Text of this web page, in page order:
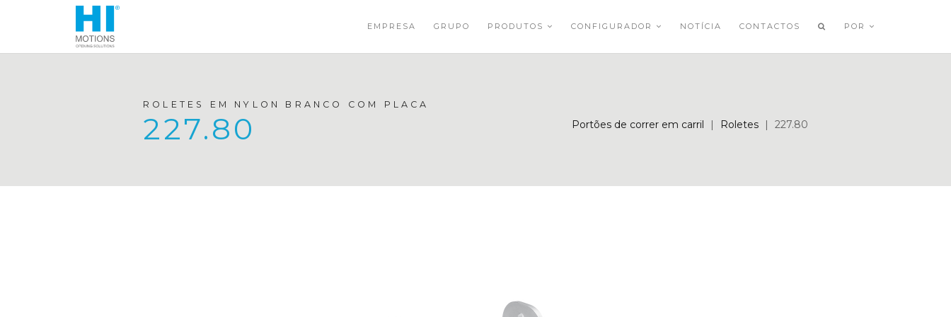
EMPRESA GRUPO PRODUTOS CONFIGURADOR NOTÍCIA CONTACTOS POR
ROLETES EM NYLON BRANCO COM PLACA
227.80 Portões de correr em carril | Roletes | 227.80